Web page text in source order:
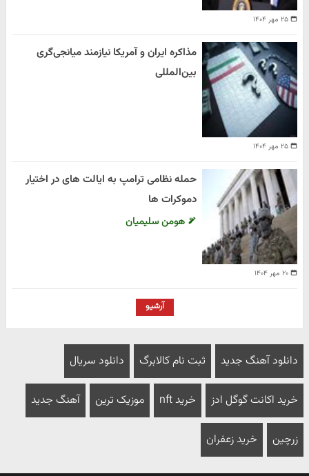
۲۵ مهر ۱۴۰۴
۲۵ مهر ۱۴۰۴
مذاکره ایران و آمریکا نیازمند میانجی‌گری
بین‌المللی
۲۰ مهر ۱۴۰۴
حمله نظامی ترامپ به ایالت های در اختیار
دموکرات ها
هومن سلیمیان
آرشیو
دانلود آهنگ جدید ثبت نام کالابرگ دانلود سریال
خرید اکانت گوگل ادز خرید nft موزیک ترین آهنگ جدید
زرچین خرید زعفران